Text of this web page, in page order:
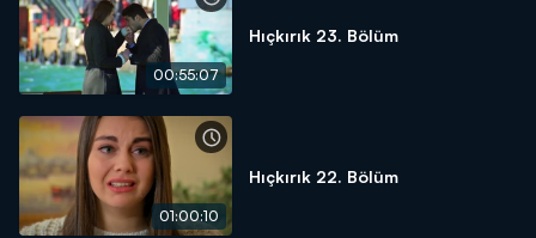
00:55:07
Hıçkırık 23. Bölüm
01:00:10
Hıçkırık 22. Bölüm